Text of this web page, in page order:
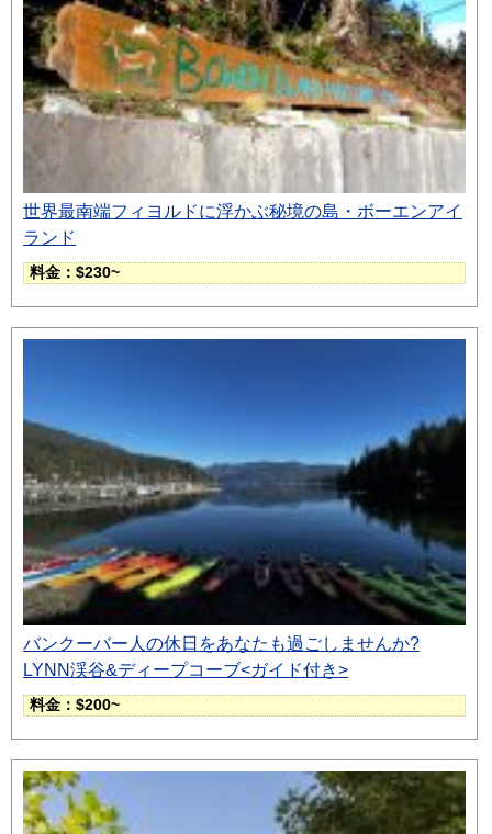
世界最南端フィヨルドに浮かぶ秘境の島・ボーエンアイ
ランド
料金：$230~
バンクーバー人の休日をあなたも過ごしませんか?
LYNN渓谷&ディープコーブ<ガイド付き>
料金：$200~